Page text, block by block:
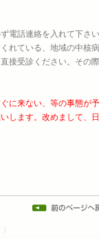
電話連絡を入れて下さい
れている、地域の中核
接受診ください。その
に来ない、等の事態が
します。改めまして、